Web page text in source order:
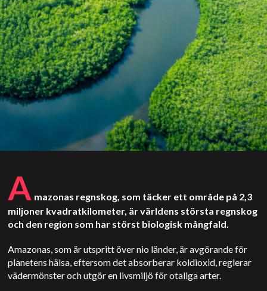
A mazonas regnskog, som täcker ett område på 2,3
miljoner kvadratkilometer, är världens största regnskog
och den region som har störst biologisk mångfald.
Amazonas, som är utspritt över nio länder, är avgörande för
planetens hälsa, eftersom det absorberar koldioxid, reglerar
vädermönster och utgör en livsmiljö för otaliga arter.